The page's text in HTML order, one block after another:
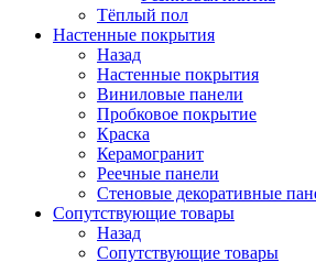
Тёплый пол
Настенные покрытия
Назад
Настенные покрытия
Виниловые панели
Пробковое покрытие
Краска
Керамогранит
Реечные панели
Стеновые декоративные
Сопутствующие товары
Назад
Сопутствующие товары